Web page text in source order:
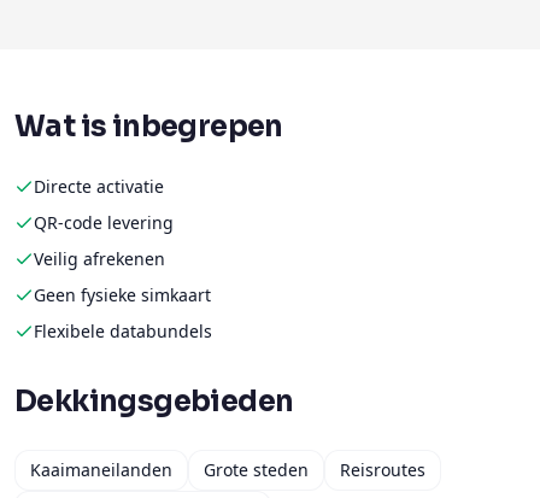
Wat is inbegrepen
Directe activatie
QR-code levering
Veilig afrekenen
Geen fysieke simkaart
Flexibele databundels
Dekkingsgebieden
Kaaimaneilanden Grote steden
Reisroutes